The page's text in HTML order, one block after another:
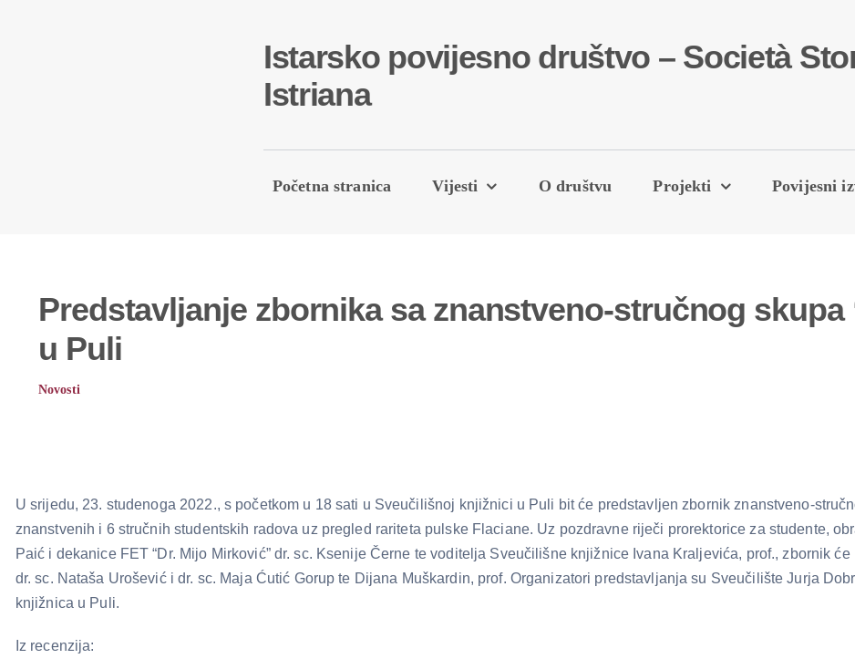
Istarsko povijesno društvo – Società
Istriana
Početna stranica Vijesti O društvu Projekti Povijesni
Predstavljanje zbornika sa znanstveno-stručnog skupa
u Puli
Novosti
U srijedu, 23. studenoga 2022., s početkom u 18 sati u Sveučilišnoj knjižnici u Puli bit će predstavljen zbornik znanstveno-
znanstvenih i 6 stručnih studentskih radova uz pregled rariteta pulske Flaciane. Uz pozdravne riječi prorektorice za studente,
Paić i dekanice FET “Dr. Mijo Mirković” dr. sc. Ksenije Černe te voditelja Sveučilišne knjižnice Ivana Kraljevića, prof., zbornik
dr. sc. Nataša Urošević i dr. sc. Maja Ćutić Gorup te Dijana Muškardin, prof. Organizatori predstavljanja su Sveučilište Jurja
knjižnica u Puli.
Iz recenzija: